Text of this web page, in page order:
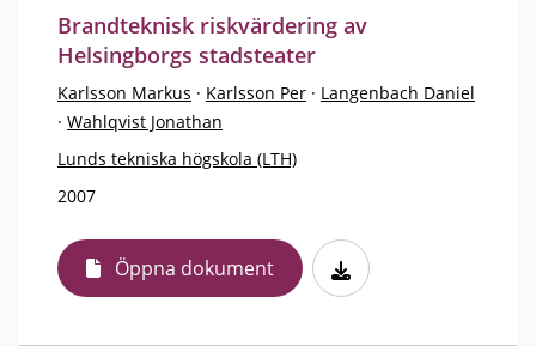
Brandteknisk riskvärdering av
Helsingborgs stadsteater
Karlsson Markus · Karlsson Per · Langenbach Daniel
· Wahlqvist Jonathan
Lunds tekniska högskola (LTH)
2007
Öppna dokument